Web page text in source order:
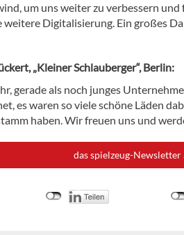
um uns weiter zu verbessern
Digitalisierung. Ein großes
„Kleiner Schlauberger“, Berlin:
gerade als noch junges
es waren so viele schöne Läden
haben. Wir freuen uns und
das spielzeug-